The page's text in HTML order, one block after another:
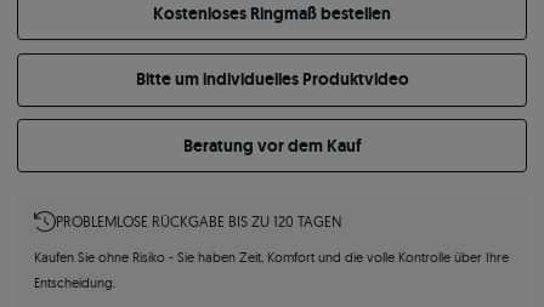
Kostenloses Ringmaß bestellen
Bitte um individuelles Produktvideo
Beratung vor dem Kauf
PROBLEMLOSE RÜCKGABE BIS ZU 120 TAGEN
Kaufen Sie ohne Risiko - Sie haben Zeit, Komfort und die volle Kontrolle über Ihre
Entscheidung.